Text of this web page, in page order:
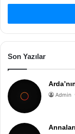
Son Yazılar
Admin